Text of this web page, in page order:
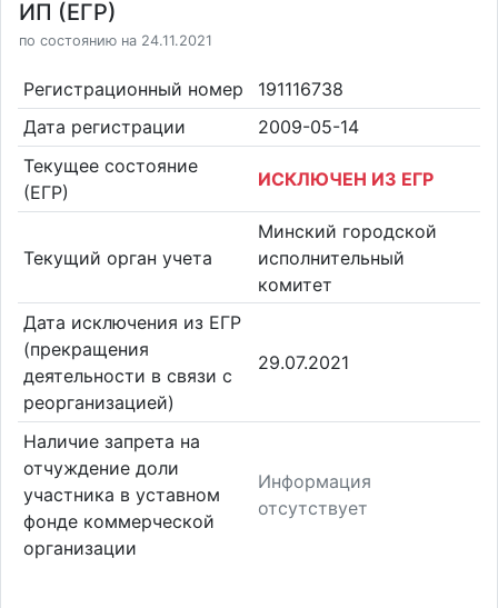
ИП (ЕГР)
по состоянию на 24.11.2021
Регистрационный номер
191116738
Дата регистрации
2009-05-14
Текущее состояние
(ЕГР)
ИСКЛЮЧЕН ИЗ ЕГР
Текущий орган учета
Минский городской
исполнительный
комитет
Дата исключения из ЕГР
(прекращения
деятельности в связи с
реорганизацией)
29.07.2021
Наличие запрета на
отчуждение доли
участника в уставном
фонде коммерческой
организации
Информация
отсутствует